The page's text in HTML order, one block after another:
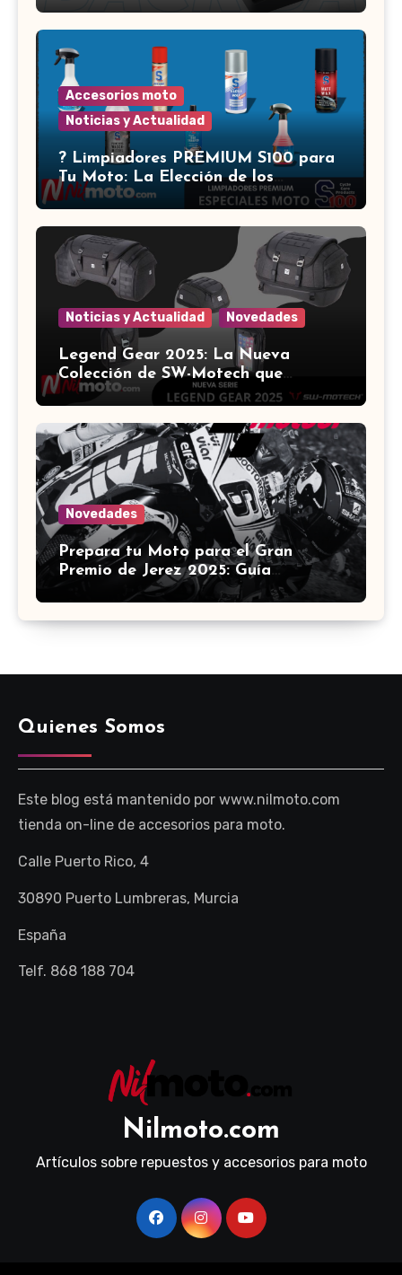
Accesorios moto
Noticias y Actualidad
?️ Limpiadores PREMIUM S100 para
Tu Moto: La Elección de los
Expertos ?
Noticias y Actualidad Novedades
Legend Gear 2025: La Nueva
Colección de SW-Motech que
Revoluciona el Equipamiento para
Motocicletas ?️
Novedades
Prepara tu Moto para el Gran
Premio de Jerez 2025: Guía
Definitiva de Accesorios
Quienes Somos
Este blog está mantenido por www.nilmoto.com
tienda on-line de accesorios para moto.
Calle Puerto Rico, 4
30890 Puerto Lumbreras, Murcia
España
Telf. 868 188 704
Nilmoto.com
Artículos sobre repuestos y accesorios para moto